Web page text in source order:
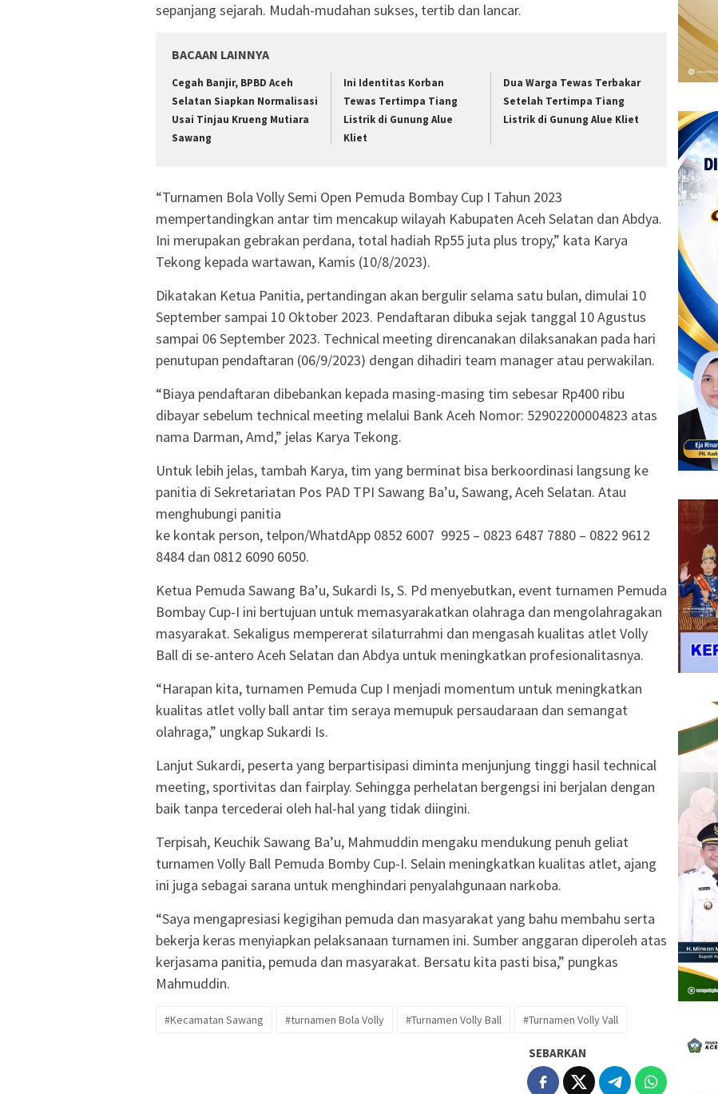
sepanjang sejarah. Mudah-mudahan sukses, tertib dan lancar.
BACAAN LAINNYA
Cegah Banjir, BPBD Aceh
Selatan Siapkan Normalisasi
Usai Tinjau Krueng Mutiara
Sawang
Ini Identitas Korban
Tewas Tertimpa Tiang
Listrik di Gunung Alue
Kliet
Dua Warga Tewas Terbakar
Setelah Tertimpa Tiang
Listrik di Gunung Alue Kliet
“Turnamen Bola Volly Semi Open Pemuda Bombay Cup I Tahun 2023
mempertandingkan antar tim mencakup wilayah Kabupaten Aceh Selatan dan Abdya.
Ini merupakan gebrakan perdana, total hadiah Rp55 juta plus tropy,” kata Karya
Tekong kepada wartawan, Kamis (10/8/2023).
Dikatakan Ketua Panitia, pertandingan akan bergulir selama satu bulan, dimulai 10
September sampai 10 Oktober 2023. Pendaftaran dibuka sejak tanggal 10 Agustus
sampai 06 September 2023. Technical meeting direncanakan dilaksanakan pada hari
penutupan pendaftaran (06/9/2023) dengan dihadiri team manager atau perwakilan.
“Biaya pendaftaran dibebankan kepada masing-masing tim sebesar Rp400 ribu
dibayar sebelum technical meeting melalui Bank Aceh Nomor: 52902200004823 atas
nama Darman, Amd,” jelas Karya Tekong.
Untuk lebih jelas, tambah Karya, tim yang berminat bisa berkoordinasi langsung ke
panitia di Sekretariatan Pos PAD TPI Sawang Ba’u, Sawang, Aceh Selatan. Atau
menghubungi panitia
ke kontak person, telpon/WhatdApp 0852 6007 9925 – 0823 6487 7880 – 0822 9612
8484 dan 0812 6090 6050.
Ketua Pemuda Sawang Ba’u, Sukardi Is, S. Pd menyebutkan, event turnamen Pemuda
Bombay Cup-I ini bertujuan untuk memasyarakatkan olahraga dan mengolahragakan
masyarakat. Sekaligus mempererat silaturrahmi dan mengasah kualitas atlet Volly
Ball di se-antero Aceh Selatan dan Abdya untuk meningkatkan profesionalitasnya.
“Harapan kita, turnamen Pemuda Cup I menjadi momentum untuk meningkatkan
kualitas atlet volly ball antar tim seraya memupuk persaudaraan dan semangat
olahraga,” ungkap Sukardi Is.
Lanjut Sukardi, peserta yang berpartisipasi diminta menjunjung tinggi hasil technical
meeting, sportivitas dan fairplay. Sehingga perhelatan bergengsi ini berjalan dengan
baik tanpa tercederai oleh hal-hal yang tidak diingini.
Terpisah, Keuchik Sawang Ba’u, Mahmuddin mengaku mendukung penuh geliat
turnamen Volly Ball Pemuda Bomby Cup-I. Selain meningkatkan kualitas atlet, ajang
ini juga sebagai sarana untuk menghindari penyalahgunaan narkoba.
“Saya mengapresiasi kegigihan pemuda dan masyarakat yang bahu membahu serta
bekerja keras menyiapkan pelaksanaan turnamen ini. Sumber anggaran diperoleh atas
kerjasama panitia, pemuda dan masyarakat. Bersatu kita pasti bisa,” pungkas
Mahmuddin.
#Kecamatan Sawang #turnamen Bola Volly #Turnamen Volly Ball #Turnamen Volly Vall
SEBARKAN